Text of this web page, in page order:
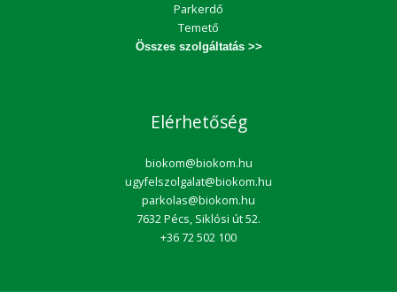
Parkerdő
Temető
Összes szolgáltatás >>
Elérhetőség
biokom@biokom.hu
ugyfelszolgalat@biokom.hu
parkolas@biokom.hu
7632 Pécs, Siklósi út 52.
+36 72 502 100